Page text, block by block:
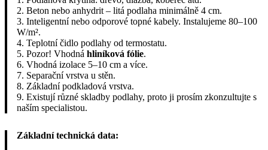
2. Beton nebo anhydrit – litá podlaha minimálně 4 cm.
3. Inteligentní nebo odporové topné kabely. Instalujeme 80–100
W/m².
4. Teplotní čidlo podlahy od termostatu.
5. Pozor! Vhodná hliníková fólie.
6. Vhodná izolace 5–10 cm a více.
7. Separační vrstva u stěn.
8. Základní podkladová vrstva.
9. Existují různé skladby podlahy, proto ji prosím zkonzultujte s
naším specialistou.
Základní technická data: